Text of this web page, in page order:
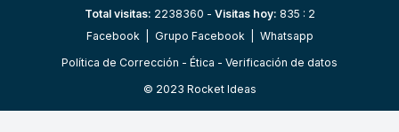
Total visitas: 2238360 - Visitas hoy: 835 : 2
Facebook| Grupo Facebook| Whatsapp
Política de Corrección - Ética - Verificación de datos
© 2023 Rocket Ideas